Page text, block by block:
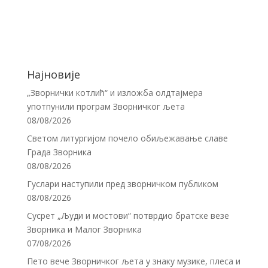
Најновије
„Зворнички котлић“ и изложба олдтајмера
употпунили програм Зворничког љета
08/08/2026
Светом литургијом почело обиљежавање славе
Града Зворника
08/08/2026
Гуслари наступили пред зворничком публиком
08/08/2026
Сусрет „Људи и мостови“ потврдио братске везе
Зворника и Малог Зворника
07/08/2026
Пето вече Зворничког љета у знаку музике, плеса и